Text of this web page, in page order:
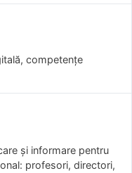
competențe
și informare pentru
profesori, directori,